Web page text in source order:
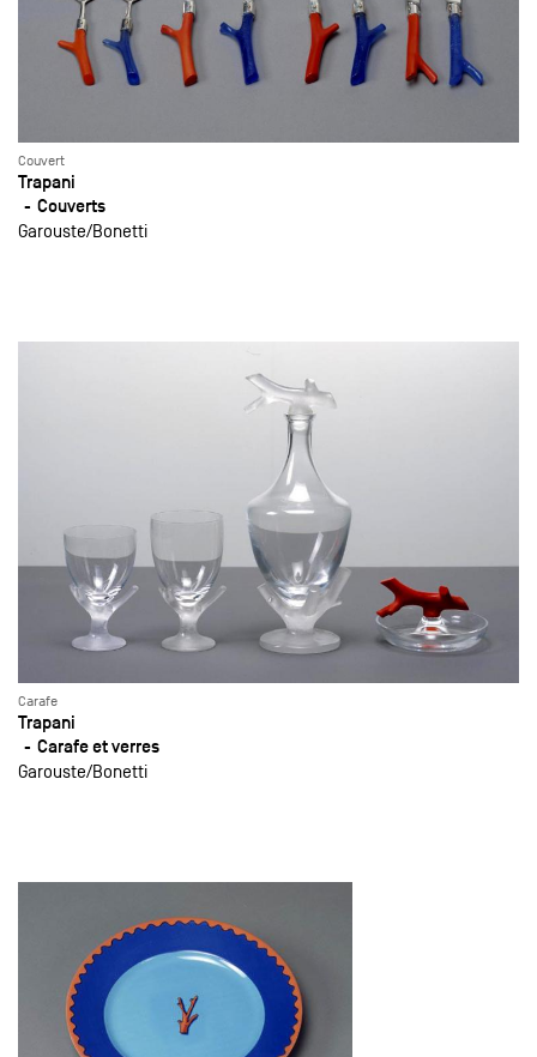
Couvert
Trapani
Couverts
Garouste Bonetti
Carafe
Trapani
Carafe et verres
Garouste Bonetti